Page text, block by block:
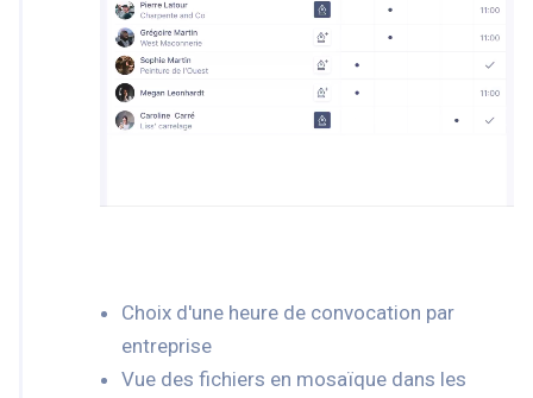
Choix d'une heure de convocation par
entreprise
Vue des fichiers en mosaïque dans les